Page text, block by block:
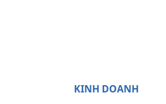
KINH DOANH